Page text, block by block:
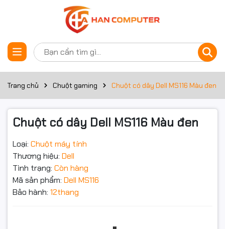
Trang chủ Chuột gaming Chuột có dây Dell MS116 Màu đen
Chuột có dây Dell MS116 Màu đen
Loại: Chuột máy tính
Thương hiệu: Dell
Tình trạng: Còn hàng
Mã sản phẩm: Dell MS116
Bảo hành: 12thang
Thông số kỹ thuật
Kết nối Có dây
Chuẩn kết nối Dây cắm USB
Màu sắc Đen
Mô tả khác
Bảo hành
Đặt trước sản phẩm